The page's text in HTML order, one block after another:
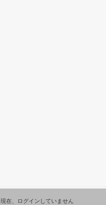
現在、ログインしていません